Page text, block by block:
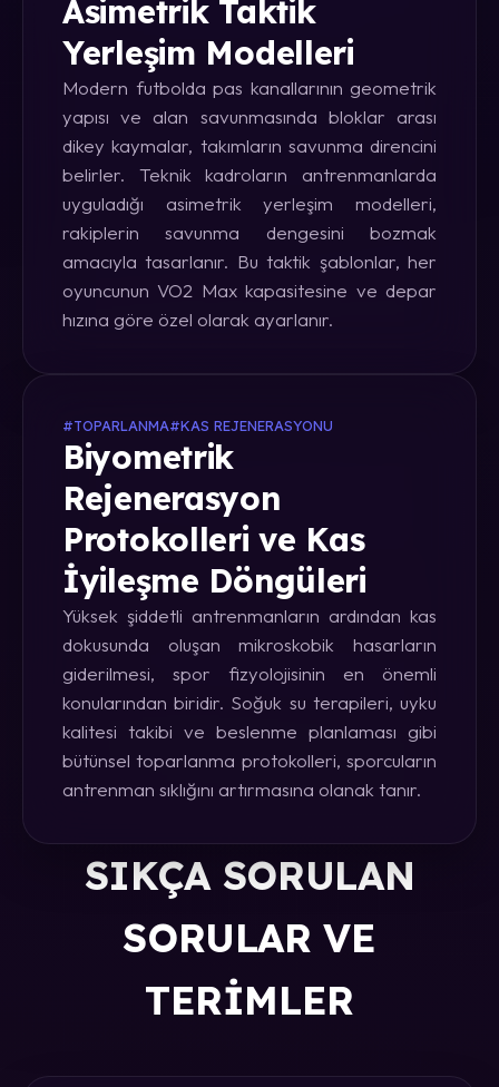
Asimetrik Taktik
Yerleşim Modelleri
Modern futbolda pas kanallarının geometrik
yapısı ve alan savunmasında bloklar arası
dikey kaymalar, takımların savunma direncini
belirler. Teknik kadroların antrenmanlarda
uyguladığı asimetrik yerleşim modelleri,
rakiplerin savunma dengesini bozmak
amacıyla tasarlanır. Bu taktik şablonlar, her
oyuncunun VO2 Max kapasitesine ve depar
hızına göre özel olarak ayarlanır.
#TOPARLANMA#KAS REJENERASYONU
Biyometrik
Rejenerasyon
Protokolleri ve Kas
İyileşme Döngüleri
Yüksek şiddetli antrenmanların ardından kas
dokusunda oluşan mikroskobik hasarların
giderilmesi, spor fizyolojisinin en önemli
konularından biridir. Soğuk su terapileri, uyku
kalitesi takibi ve beslenme planlaması gibi
bütünsel toparlanma protokolleri, sporcuların
antrenman sıklığını artırmasına olanak tanır.
SIKÇA SORULAN
SORULAR VE
TERIMLER